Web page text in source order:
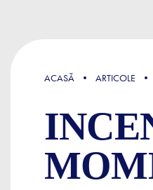
FOCUS
ACASĂ ARTICOLE